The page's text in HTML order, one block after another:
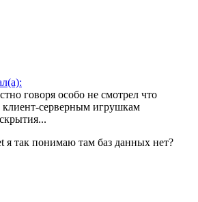
говоря особо не смотрел что
клиент-серверным игрушкам
я так понимаю там баз данных нет?